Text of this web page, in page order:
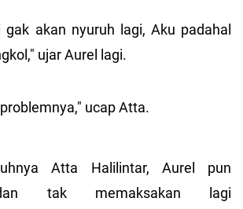
akan nyuruh lagi, Aku padahal
ujar Aurel lagi.
ucap Atta.
Atta Halilintar, Aurel pun
tak memaksakan lagi